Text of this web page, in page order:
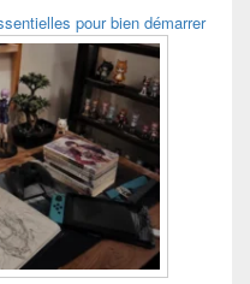
pour bien démarrer